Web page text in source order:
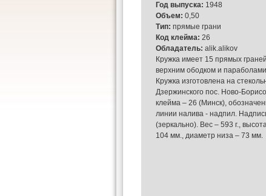
Год выпуска: 1948
Объем: 0,50
Тип: прямые грани
Код клейма: 26
Обладатель: alik.alikov
Кружка имеет 15 прямых
верхним ободком и
Кружка изготовлена на
Дзержинского пос. Ново-
клейма – 26 (Минск),
линии налива - надпил.
(зеркально). Вес – 593 г.,
104 мм., диаметр низа – 73 мм.